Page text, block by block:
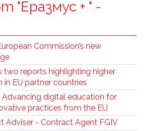
"Еразмус + " -
Commission’s new
two reports highlighting higher
EU partner countries
Advancing digital education for
practices from the EU
Adviser - Contract Agent FGIV